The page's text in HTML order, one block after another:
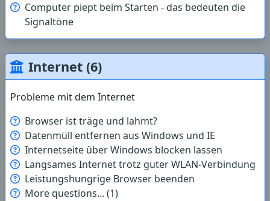
Computer piept beim Starten - das bedeuten die
Signaltöne
Internet (6)
Probleme mit dem Internet
Browser ist träge und lahmt?
Datenmüll entfernen aus Windows und IE
Internetseite über Windows blocken lassen
Langsames Internet trotz guter WLAN-Verbindung
Leistungshungrige Browser beenden
More questions... (1)